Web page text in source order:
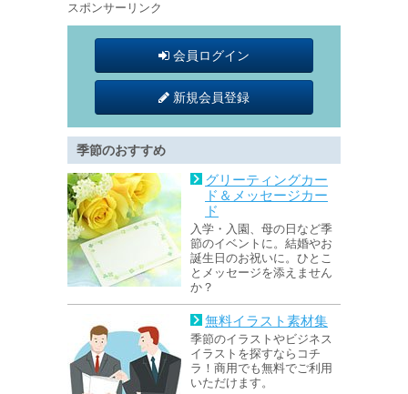
スポンサーリンク
会員ログイン
新規会員登録
季節のおすすめ
グリーティングカー
ド＆メッセージカー
ド
入学・入園、母の日など季
節のイベントに。結婚やお
誕生日のお祝いに。ひとこ
とメッセージを添えません
か？
無料イラスト素材集
季節のイラストやビジネス
イラストを探すならコチ
ラ！商用でも無料でご利用
いただけます。